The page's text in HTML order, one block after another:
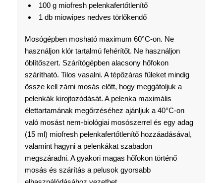
100 g miofresh pelenkafertőtlenítő
1 db miowipes nedves törlőkendő
Mosógépben mosható maximum 60°C-on. Ne
használjon klór tartalmú fehérítőt. Ne használjon
öblítőszert. Szárítógépben alacsony hőfokon
szárítható. Tilos vasalni. A tépőzáras füleket mindig
össze kell zárni mosás előtt, hogy meggátoljuk a
pelenkák kirojtozódását. A pelenka maximális
élettartamának megőrzéséhez ajánljuk a 40°C-on
való mosást nem-biológiai mosószerrel és egy adag
(15 ml) miofresh pelenkafertőtlenítő hozzáadásával,
valamint hagyni a pelenkákat szabadon
megszáradni. A gyakori magas hőfokon történő
mosás és szárítás a pelusok gyorsabb